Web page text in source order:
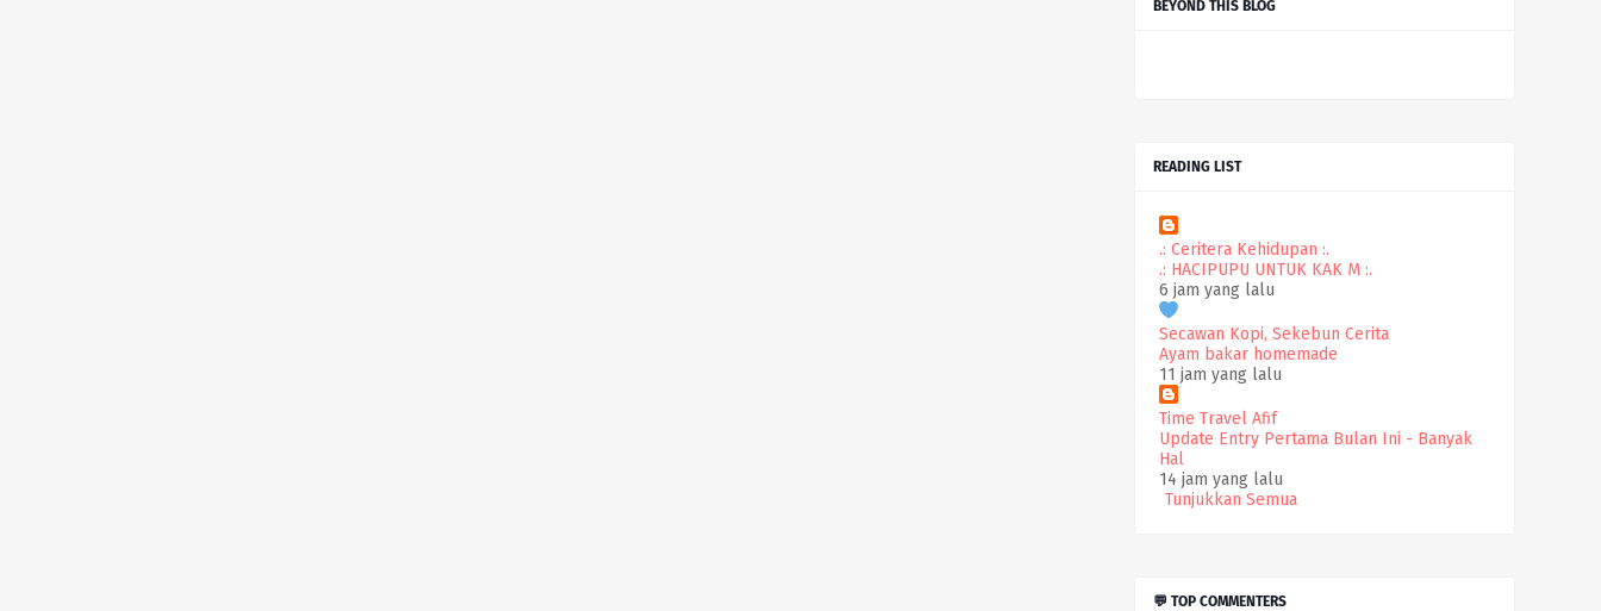
BEYOND THIS BLOG
READING LIST
.: Ceritera Kehidupan :.
.: HACIPUPU UNTUK KAK M :.
6 jam yang lalu
Secawan Kopi, Sekebun Cerita
Ayam bakar homemade
11 jam yang lalu
Time Travel Afif
Update Entry Pertama Bulan Ini - Banyak
Hal
14 jam yang lalu
Tunjukkan Semua
💬 TOP COMMENTERS